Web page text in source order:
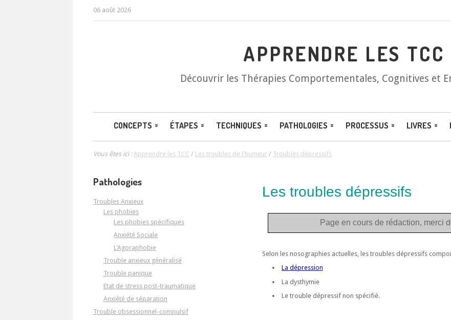
06 août 2026
APPRENDRE LES TCC
Découvrir les Thérapies Comportementales, Cognitives et
CONCEPTS ÉTAPES TECHNIQUES PATHOLOGIES PROCESSUS LIVRES
Vous êtes ici :Apprendre les TCC / Les troubles de l'humeur / Troubles dépressifs
Les troubles dépressifs
Page en cours de rédaction, merci
Selon les nosographies actuelles, les troubles dépressifs
La dépression
La dysthymie
Le trouble dépressif non spécifié.
Pathologies
Troubles Anxieux
Les phobies
Les phobies spécifiques
Anxiété Sociale
L'Agoraphobie
Trouble anxieux généralisé
Trouble panique
Etat de stress post-traumatique
Anxiété de séparation
Trouble obsessionnel-compulsif